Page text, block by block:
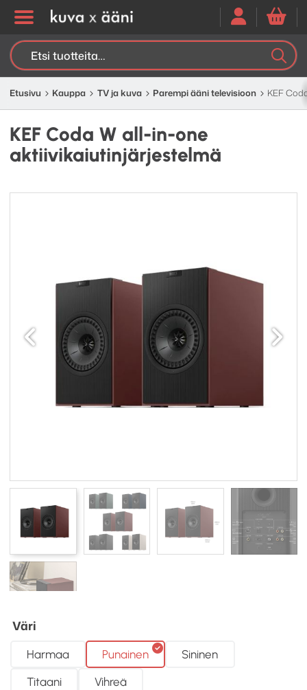
Etsi:
Etusivu Kauppa TV ja kuva Parempi ääni televisioon KEF
KEF Coda W all-in-one
aktiivikaiutinjärjestelmä
Edellinen
Väri
Harmaa Punainen Sininen
Titaani Vihreä